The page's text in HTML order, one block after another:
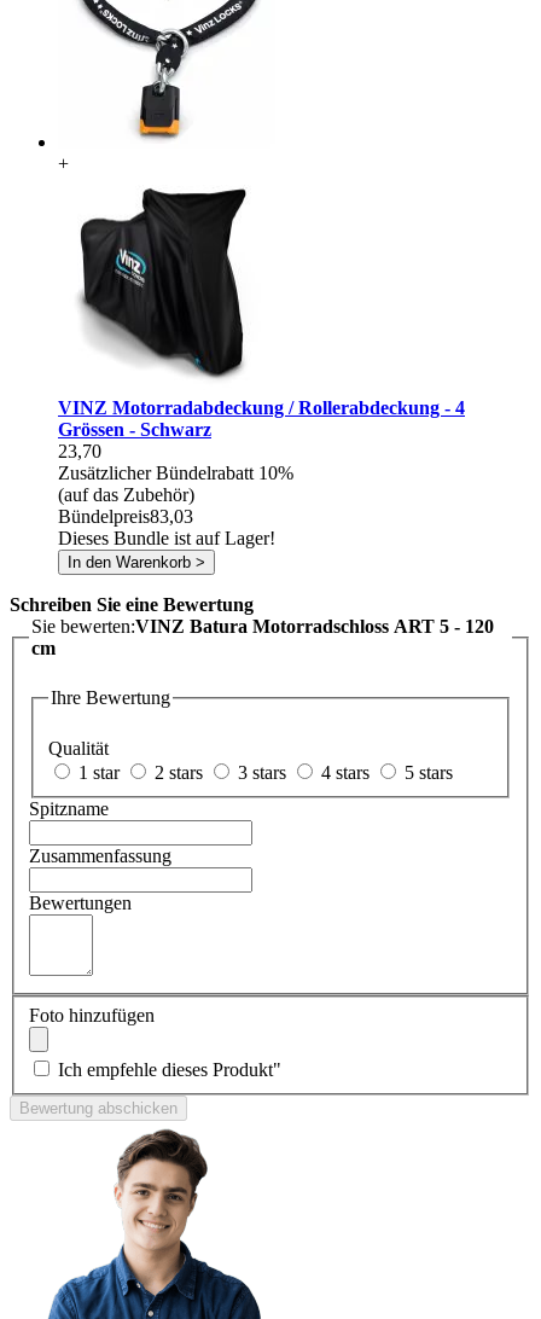
+
VINZ Motorradabdeckung / Rollerabdeckung - 4
Grössen - Schwarz
23,70
Zusätzlicher Bündelrabatt 10%
(auf das Zubehör)
Bündelpreis83,03
Dieses Bundle ist auf Lager!
In den Warenkorb >
Schreiben Sie eine Bewertung
Sie bewerten:VINZ Batura Motorradschloss ART 5 - 120
cm
Ihre Bewertung
Qualität
1 star
2 stars 3 stars 4 stars
5 stars
Spitzname
Zusammenfassung
Bewertungen
Foto hinzufügen
Ich empfehle dieses Produkt"
Bewertung abschicken